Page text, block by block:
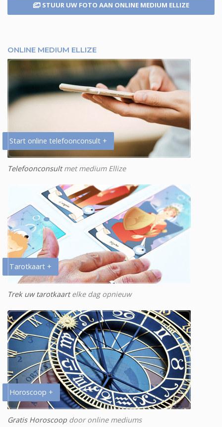
STUUR UW FOTO AAN ONLINE MEDIUM ELLIZE
ONLINE MEDIUM ELLIZE
Start online telefoonconsult +
Telefoonconsultmet medium Ellize
Tarotkaart +
Trek uw tarotkaartelke dag opnieuw
Horoscoop +
Gratis Horoscoopdoor online mediums